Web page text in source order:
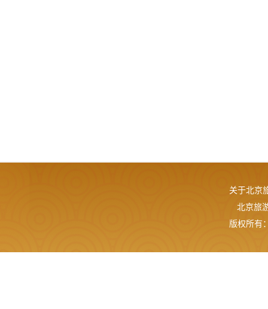
关于北京
北京旅
版权所有